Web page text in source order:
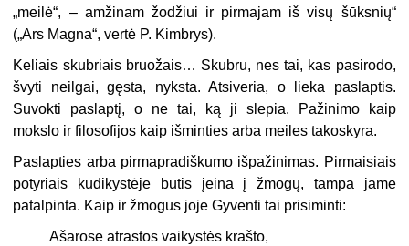
„meilė“, – amžinam žodžiui ir pirmajam iš visų šūksnių“
(„Ars Magna“, vertė P. Kimbrys).
Keliais skubriais bruožais… Skubru, nes tai, kas pasirodo,
švyti neilgai, gęsta, nyksta. Atsiveria, o lieka paslaptis.
Suvokti paslaptį, o ne tai, ką ji slepia. Pažinimo kaip
mokslo ir filosofijos kaip išminties arba meiles takoskyra.
Paslapties arba pirmapradiškumo išpažinimas. Pirmaisiais
potyriais kūdi­kystėje būtis įeina į žmogų, tampa jame
patalpinta. Kaip ir žmogus joje Gyventi tai prisiminti:
Ašarose atrastos vaikystės krašto,